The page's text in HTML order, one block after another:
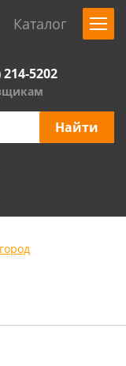
Каталог
214-5202